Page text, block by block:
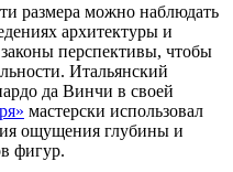
размера можно наблюдать
архитектуры и
перспективы, чтобы
Итальянский
да Винчи в своей
мастерски использовал
ощущения глубины и
фигур.